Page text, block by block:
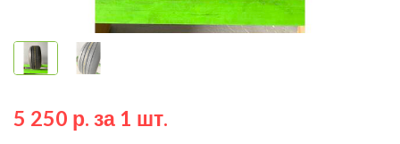
5 250 р. за 1 шт.